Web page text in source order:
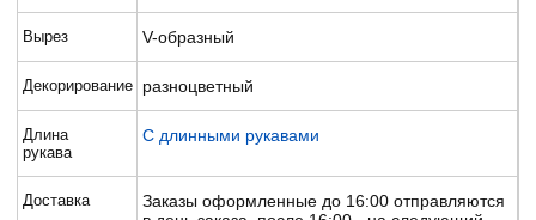
Вырез V-образный
Декорирование разноцветный
Длина
рукава
С длинными рукавами
Доставка
Заказы оформленные до 16:00 отправляются